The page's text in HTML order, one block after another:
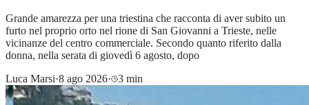
Grande amarezza per una triestina che racconta di aver subito un
furto nel proprio orto nel rione di San Giovanni a Trieste, nelle
vicinanze del centro commerciale. Secondo quanto riferito dalla
donna, nella serata di giovedì 6 agosto, dopo
Luca Marsi·8 ago 2026· 3 min